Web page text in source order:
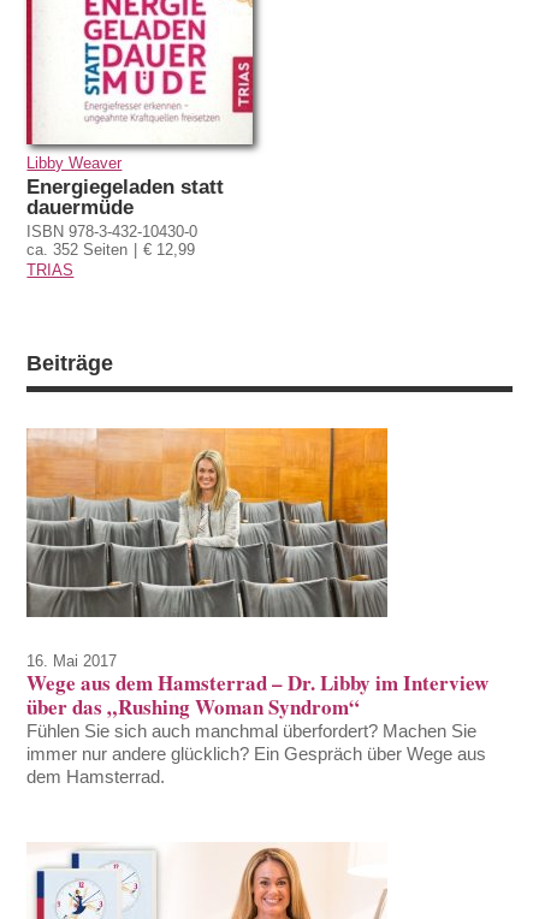
Libby Weaver
Energiegeladen statt
dauermüde
ISBN 978-3-432-10430-0
ca. 352 Seiten
€ 12,99
TRIAS
Beiträge
16. Mai 2017
Wege aus dem Hamsterrad – Dr. Libby im Interview
über das „Rushing Woman Syndrom“
Fühlen Sie sich auch manchmal überfordert? Machen Sie
immer nur andere glücklich? Ein Gespräch über Wege aus
dem Hamsterrad.